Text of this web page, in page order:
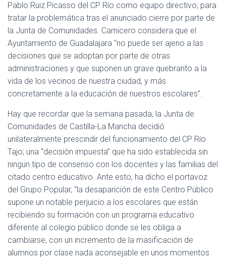
Pablo Ruiz Picasso del CP Río como equipo directivo, para
tratar la problemática tras el anunciado cierre por parte de
la Junta de Comunidades. Carnicero considera que el
Ayuntamiento de Guadalajara “no puede ser ajeno a las
decisiones que se adoptan por parte de otras
administraciones y que suponen un grave quebranto a la
vida de los vecinos de nuestra ciudad, y más
concretamente a la educación de nuestros escolares”.
Hay que recordar que la semana pasada, la Junta de
Comunidades de Castilla-La Mancha decidió
unilateralmente prescindir del funcionamiento del CP Río
Tajo; una “decisión impuesta” que ha sido establecida sin
ningún tipo de consenso con los docentes y las familias del
citado centro educativo. Ante esto, ha dicho el portavoz
del Grupo Popular, “la desaparición de este Centro Público
supone un notable perjuicio a los escolares que están
recibiendo su formación con un programa educativo
diferente al colegio público donde se les obliga a
cambiarse, con un incremento de la masificación de
alumnos por clase nada aconsejable en unos momentos